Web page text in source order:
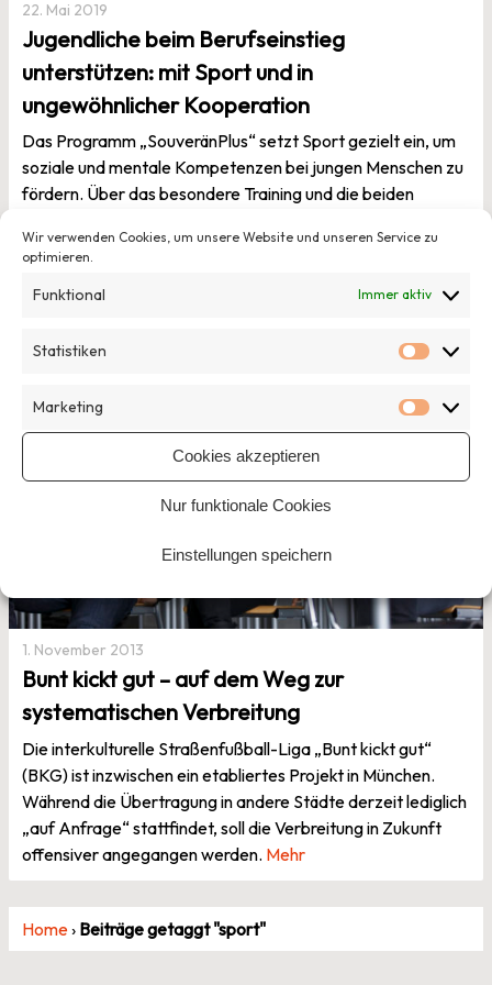
Wir verwenden Cookies, um unsere Website und unseren Service zu
optimieren.
Funktional Immer aktiv
Statistiken
Marketing
Cookies akzeptieren
Nur funktionale Cookies
Einstellungen speichern
22. Mai 2019
Jugendliche beim Berufseinstieg
unterstützen: mit Sport und in
ungewöhnlicher Kooperation
Das Programm „SouveränPlus“ setzt Sport gezielt ein, um
soziale und mentale Kompetenzen bei jungen Menschen zu
fördern. Über das besondere Training und die beiden
Veröffentlicht in Von Tobias Quednau
1. November 2013
Bunt kickt gut – auf dem Weg zur
systematischen Verbreitung
Die interkulturelle Straßenfußball-Liga „Bunt kickt gut“
(BKG) ist inzwischen ein etabliertes Projekt in München.
Während die Übertragung in andere Städte derzeit lediglich
„auf Anfrage“ stattfindet, soll die Verbreitung in Zukunft
offensiver angegangen werden. Mehr
Home› Beiträge getaggt "sport"